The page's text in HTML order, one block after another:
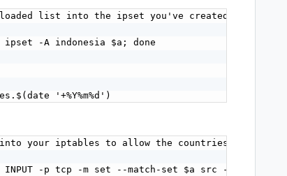
list into the ipset you've created
-A indonesia $a; done
'+%Y%m%d')
your iptables to allow the countries you want
-p tcp -m set --match-set $a src -j ACCEPT;